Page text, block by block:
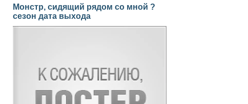
Монстр, сидящий рядом со мной ?
сезон дата выхода